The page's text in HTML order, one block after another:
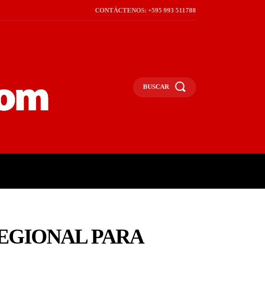
CONTÁCTENOS: +595 993 511788
BUSCAR
PARA